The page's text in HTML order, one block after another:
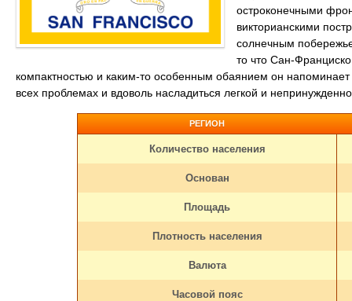
остроконечными
викторианскими
солнечным
то что Сан-
компактностью и каким-то особенным обаянием он
всех проблемах и вдоволь насладиться легкой и
РЕГИОН
Количество населения
Основан
Площадь
Плотность населения
Валюта
Часовой пояс